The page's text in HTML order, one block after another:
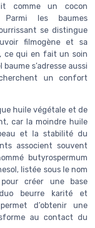
comme un cocon
les baumes
se distingue
filmogène et sa
ce qui en fait un soin
s’adresse aussi
un confort
huile végétale et de
car la moindre huile
et la stabilité du
associent souvent
butyrospermum
listée sous le nom
créer une base
beurre karité et
d’obtenir une
au contact du